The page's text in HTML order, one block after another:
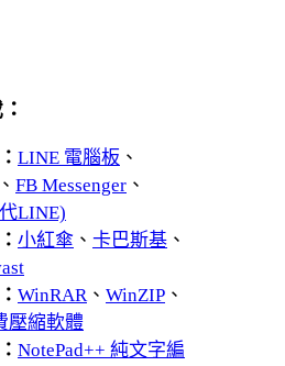
LINE 電腦板 、
、 FB Messenger 、
LINE)
小紅傘 、 卡巴斯基 、
WinRAR、 WinZIP 、
壓縮軟體
NotePad++ 純文字編